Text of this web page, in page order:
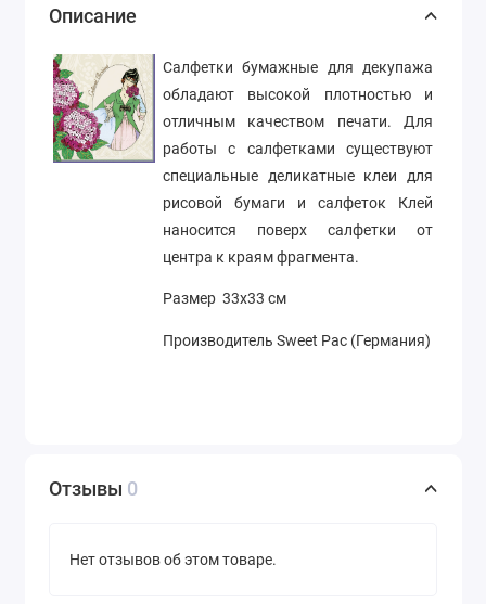
Описание
Салфетки бумажные для декупажа
обладают высокой плотностью и
отличным качеством печати. Для
работы с салфетками существуют
специальные деликатные клеи для
рисовой бумаги и салфеток Клей
наносится поверх салфетки от
центра к краям фрагмента.
Размер 33х33 см
Производитель Sweet Pac (Германия)
Отзывы 0
Нет отзывов об этом товаре.